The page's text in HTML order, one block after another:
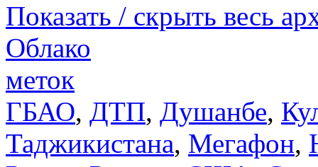
Показать / скрыть весь
Облако
меток
ГБАО, ДТП, Душанбе,
Таджикистана, Мегафон,